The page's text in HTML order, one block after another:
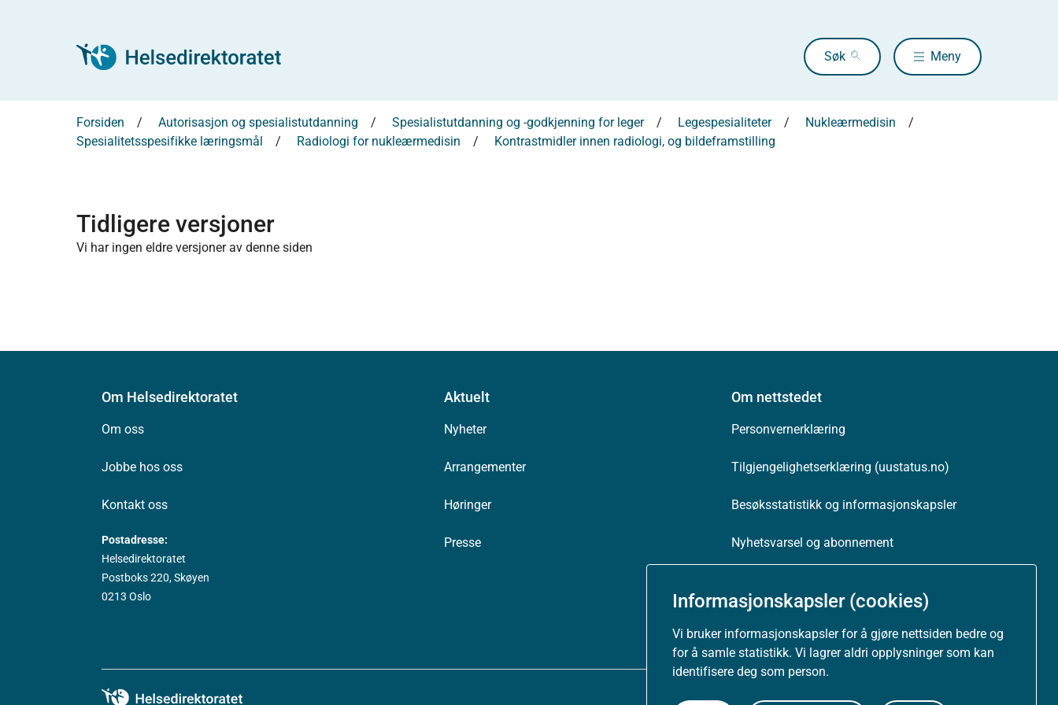
Informasjonskapsler (cookies)
Vi bruker informasjonskapsler for å gjøre nettsiden bedre og
for å samle statistikk. Vi lagrer aldri opplysninger som kan
identifisere deg som person.
Søk Meny
Forsiden Autorisasjon og spesialistutdanning Spesialistutdanning og -godkjenning for leger Legespesialiteter
Nukleærmedisin
Spesialitetsspesifikke læringsmål
Radiologi for nukleærmedisin Kontrastmidler innen radiologi, og bildeframstilling
Tidligere versjoner
Vi har ingen eldre versjoner av denne siden
Om Helsedirektoratet
Om oss
Jobbe hos oss
Kontakt oss
Postadresse:
Helsedirektoratet
Postboks 220, Skøyen
0213 Oslo
Aktuelt
Nyheter
Arrangementer
Høringer
Presse
Om nettstedet
Personvernerklæring
Tilgjengelighetserklæring (uustatus.no)
Besøksstatistikk og informasjonskapsler
Nyhetsvarsel og abonnement
Følg oss: